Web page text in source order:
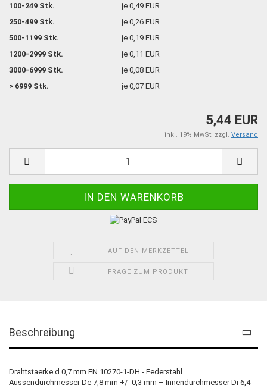
100-249 Stk.
je 0,49 EUR
250-499 Stk.
je 0,26 EUR
500-1199 Stk.
je 0,19 EUR
1200-2999 Stk.
je 0,11 EUR
3000-6999 Stk.
je 0,08 EUR
> 6999 Stk.
je 0,07 EUR
5,44 EUR
inkl. 19% MwSt. zzgl. Versand
AUF DEN MERKZETTEL
FRAGE ZUM PRODUKT
Beschreibung
Drahtstaerke d 0,7 mm EN 10270-1-DH - Federstahl
Aussendurchmesser De 7,8 mm +/- 0,3 mm – Innendurchmesser Di 6,4